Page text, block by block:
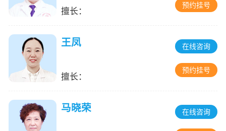
擅长：
预约挂号
王凤
擅长：
在线咨询
预约挂号
马晓荣 在线咨询